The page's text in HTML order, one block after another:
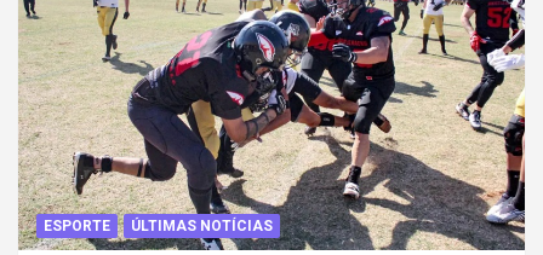
ESPORTE ÚLTIMAS NOTÍCIAS